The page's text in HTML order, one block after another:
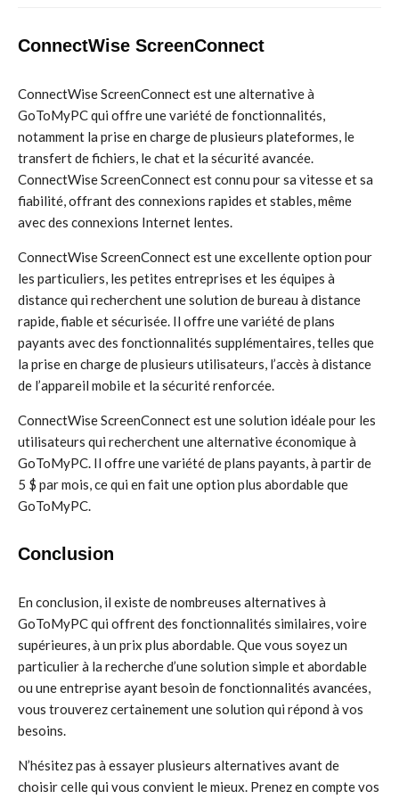
ConnectWise ScreenConnect
ConnectWise ScreenConnect est une alternative à
GoToMyPC qui offre une variété de fonctionnalités,
notamment la prise en charge de plusieurs plateformes, le
transfert de fichiers, le chat et la sécurité avancée.
ConnectWise ScreenConnect est connu pour sa vitesse et sa
fiabilité, offrant des connexions rapides et stables, même
avec des connexions Internet lentes.
ConnectWise ScreenConnect est une excellente option pour
les particuliers, les petites entreprises et les équipes à
distance qui recherchent une solution de bureau à distance
rapide, fiable et sécurisée. Il offre une variété de plans
payants avec des fonctionnalités supplémentaires, telles que
la prise en charge de plusieurs utilisateurs, l’accès à distance
de l’appareil mobile et la sécurité renforcée.
ConnectWise ScreenConnect est une solution idéale pour les
utilisateurs qui recherchent une alternative économique à
GoToMyPC. Il offre une variété de plans payants, à partir de
5 $ par mois, ce qui en fait une option plus abordable que
GoToMyPC.
Conclusion
En conclusion, il existe de nombreuses alternatives à
GoToMyPC qui offrent des fonctionnalités similaires, voire
supérieures, à un prix plus abordable. Que vous soyez un
particulier à la recherche d’une solution simple et abordable
ou une entreprise ayant besoin de fonctionnalités avancées,
vous trouverez certainement une solution qui répond à vos
besoins.
N’hésitez pas à essayer plusieurs alternatives avant de
choisir celle qui vous convient le mieux. Prenez en compte vos